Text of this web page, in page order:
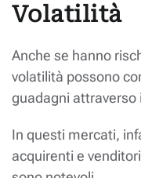
Volatilità
Anche se hanno
volatilità possono
guadagni attraverso
In questi mercati,
acquirenti e